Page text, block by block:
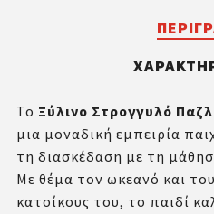
Το Ξύλινο Στρογγυλό
μια μοναδική εμπειρία
τη διασκέδαση με τη
Με θέμα τον ωκεανό και
κατοίκους του, το παιδί